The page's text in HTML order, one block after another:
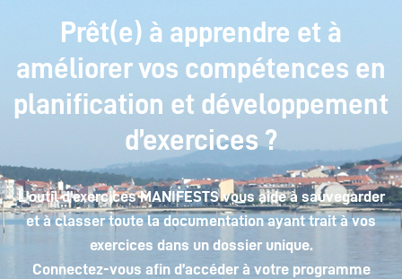
Prêt(e) à apprendre et à
améliorer vos compétences en
planification et développement
d’exercices ?
L'outil d'exercices MANIFESTS vous aide à sauvegarder
et à classer toute la documentation ayant trait à vos
exercices dans un dossier unique.
Connectez-vous afin d’accéder à votre programme